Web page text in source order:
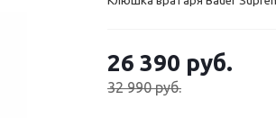
26 390 руб.
32 990руб.